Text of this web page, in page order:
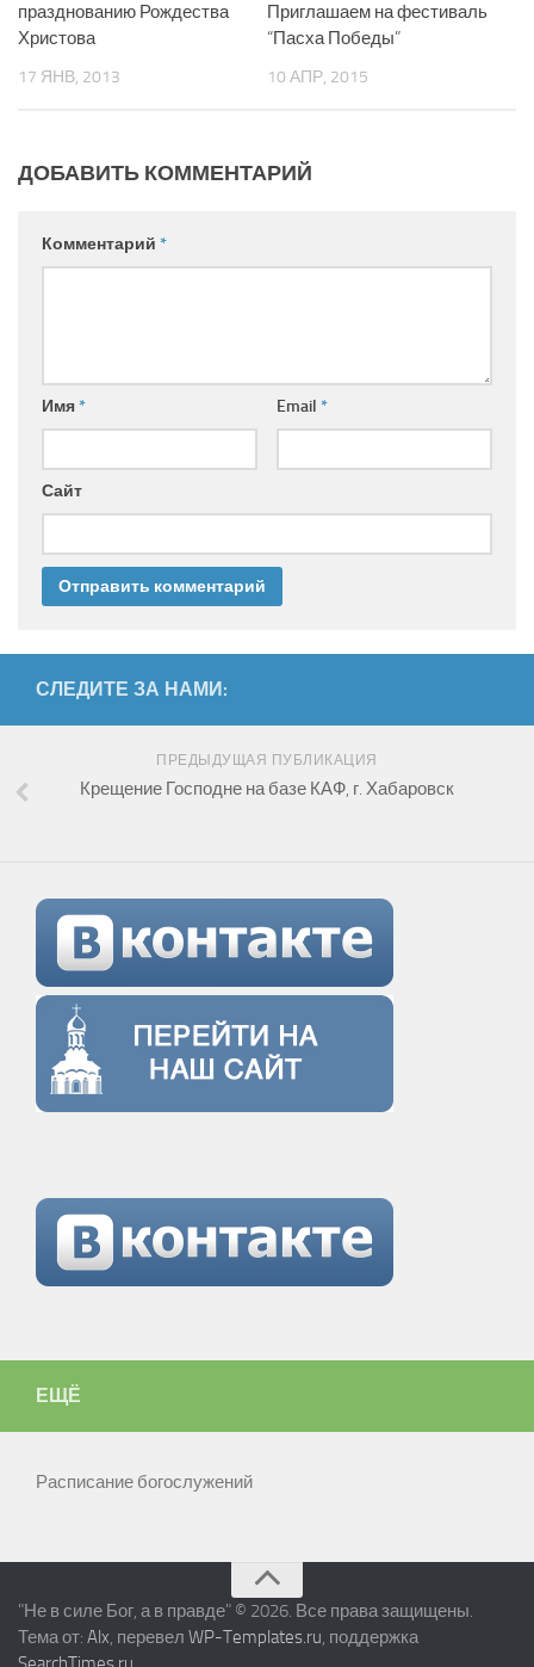
празднованию Рождества
Христова
17 ЯНВ, 2013
Приглашаем на фестиваль
“Пасха Победы”
10 АПР, 2015
ДОБАВИТЬ КОММЕНТАРИЙ
Комментарий *
Имя* Email *
Сайт
СЛЕДИТЕ ЗА НАМИ:
ПРЕДЫДУЩАЯ ПУБЛИКАЦИЯ
Крещение Господне на базе КАФ, г. Хабаровск
ЕЩЁ
Расписание богослужений
"Не в силе Бог, а в правде" © 2026. Все права защищены.
Тема от: Alx, перевел WP-Templates.ru, поддержка